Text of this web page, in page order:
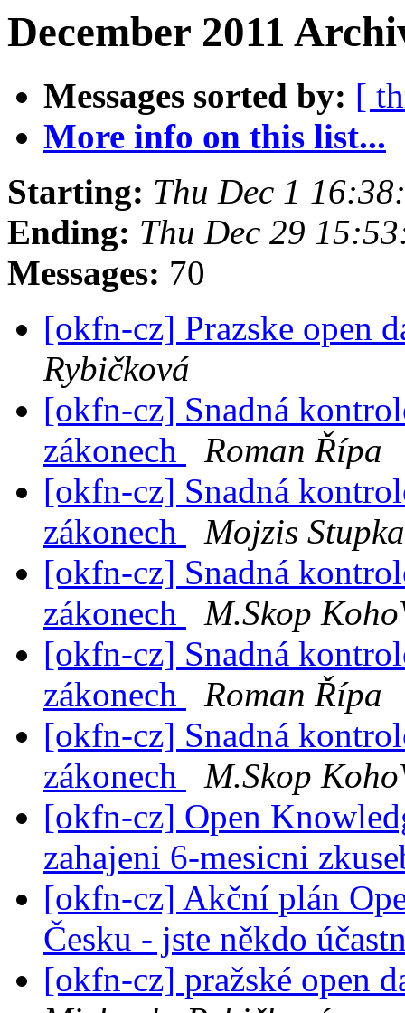
December 2011
Messages sorted by: [
More info on this list...
Starting: Thu Dec 1
Ending: Thu Dec 29
Messages: 70
[okfn-cz] Prazske open
Rybičková
[okfn-cz] Snadná
zákonech
Roman Řípa
[okfn-cz] Snadná
zákonech
Mojzis Stupka
[okfn-cz] Snadná
zákonech
M.Skop
[okfn-cz] Snadná
zákonech
Roman Řípa
[okfn-cz] Snadná
zákonech
M.Skop
[okfn-cz] Open
zahajeni 6-mesicni
[okfn-cz] Akční plán
Česku - jste někdo
[okfn-cz] pražské open